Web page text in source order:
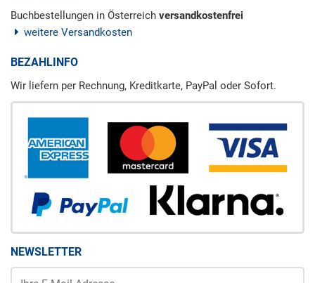
Buchbestellungen in Österreich versandkostenfrei
weitere Versandkosten
BEZAHLINFO
Wir liefern per Rechnung, Kreditkarte, PayPal oder Sofort.
NEWSLETTER